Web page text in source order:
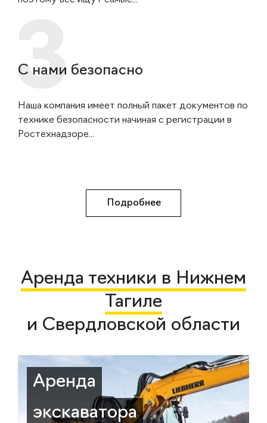
С нами безопасно
Наша компания имеет полный пакет документов по
технике безопасности начиная с регистрации в
Ростехнадзоре...
Подробнее
Аренда техники в Нижнем
Тагиле
и Свердловской области
Аренда
экскаватора